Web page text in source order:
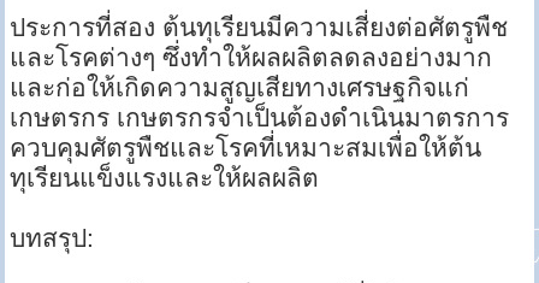
ประการที่สอง ต้นทุเรียนมีความเสี่ยงต่อศัตรูพืช
และโรคต่างๆ ซึ่งทำให้ผลผลิตลดลงอย่างมาก
และก่อให้เกิดความสูญเสียทางเศรษฐกิจแก่
เกษตรกร เกษตรกรจำเป็นต้องดำเนินมาตรการ
ควบคุมศัตรูพืชและโรคที่เหมาะสมเพื่อให้ต้น
ทุเรียนแข็งแรงและให้ผลผลิต
บทสรุป: